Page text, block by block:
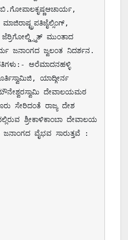
ಜೆರ್ರಿಗೋಲ್ಡ್ಸ್ಮಿತ್ ಮುಂತಾದ
ಜನಾಂಗದ ಜ್ವಲಂತ ನಿದರ್ಶನ.
ಅರೆಮಾದನಹಳ್ಳಿ
ಯಾದ್ಗೀರ್ನ
ದೇವಾಲಯಮಠ
ಸೇರಿದಂತೆ ರಾಜ್ಯ ದೇಶ
ಶ್ರೀಕಾಳಿಕಾಂಬಾ ದೇವಾಲಯ
ವೈಭವ ಸಾರುತ್ತವೆ :